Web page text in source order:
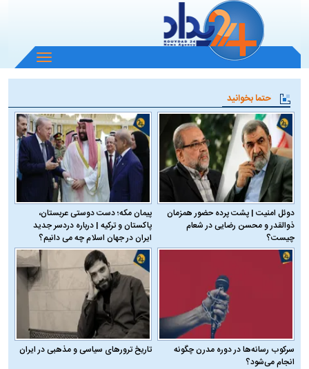
باز
و
منو
حتما بخوانید
دوئل امنیت | پشت پرده حضور همزمان
ذوالقدر و محسن رضایی در شعام
چیست؟
پیمان مکه؛ دست دوستی عربستان،
پاکستان و ترکیه | درباره دردسر جدید
ایران در جهان اسلام چه می دانیم؟
سرکوب رسانه‌ها در دوره مدرن چگونه
انجام می‌شود؟
تاریخ ترورهای سیاسی و مذهبی در ایران